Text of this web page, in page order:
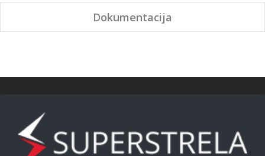
Dokumentacija